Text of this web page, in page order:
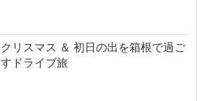
クリスマス ＆ 初日の出を箱根で過ご
すドライブ旅